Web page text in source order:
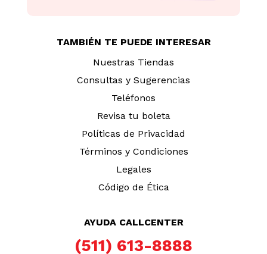
TAMBIÉN TE PUEDE INTERESAR
Nuestras Tiendas
Consultas y Sugerencias
Teléfonos
Revisa tu boleta
Políticas de Privacidad
Términos y Condiciones
Legales
Código de Ética
AYUDA CALLCENTER
(511) 613-8888